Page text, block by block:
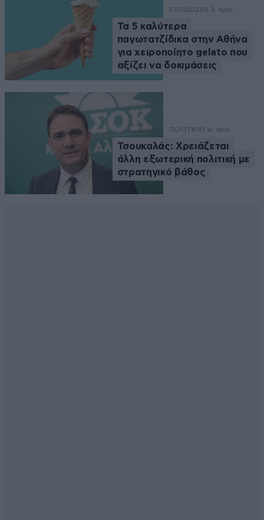
ΕΞΟΔΟΣ58 λ. πριν
Τα 5 καλύτερα
παγωτατζίδικα στην Αθήνα
για χειροποίητο gelato που
αξίζει να δοκιμάσεις
ΠΟΛΙΤΙΚΗ 1 ω. πριν
Τσουκαλάς: Xρειάζεται
άλλη εξωτερική πολιτική με
στρατηγικό βάθος